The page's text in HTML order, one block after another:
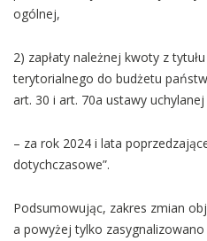
ogólnej,
2) zapłaty należnej kwoty z
terytorialnego do budżetu
art. 30 i art. 70a ustawy
– za rok 2024 i lata
dotychczasowe”.
Podsumowując, zakres zmian
a powyżej tylko